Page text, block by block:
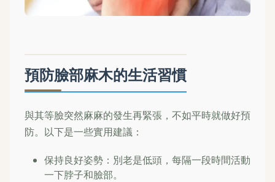
預防臉部麻木的生活習慣
與其等臉突然麻麻的發生再緊張，不如平時就做好預
防。以下是一些實用建議：
保持良好姿勢：別老是低頭，每隔一段時間活動
一下脖子和臉部。